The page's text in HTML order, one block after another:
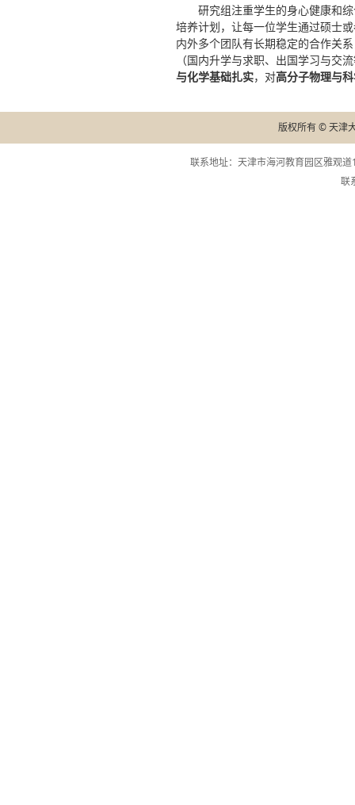
研究组注重学生的身心健康和
培养计划，让每一位学生通过硕士
内外多个团队有长期稳定的合作关
（国内升学与求职、出国学习与交
与化学基础扎实，对高分子物理与
版权所有 © 天津
联系地址：天津市海河教育园区雅观
联